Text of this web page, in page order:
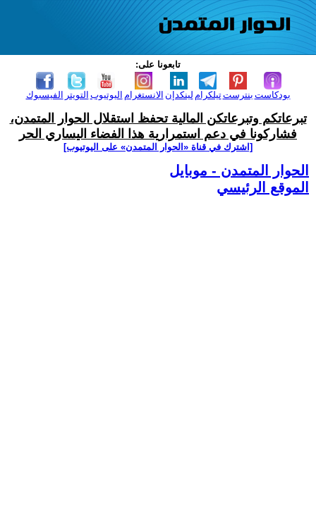
تابعونا على:
الفيسبوك التويتر اليوتيوب الانستغرام لينكدإن تيلكرامبنترست بودكاست
تبرعاتكم وتبرعاتكن المالية تحفظ استقلال الحوار المتمدن،
فشاركونا في دعم استمرارية هذا الفضاء اليساري الحر
[اشترك في قناة ‫«الحوار المتمدن» على اليوتيوب]
الحوار المتمدن - موبايل
الموقع الرئيسي